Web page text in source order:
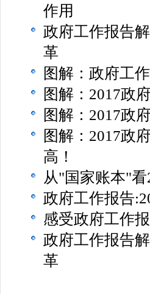
作用
政府工作报告
革
图解：政府工
图解：2017政
图解：2017政
图解：2017政
高！
从"国家账本"
政府工作报告
感受政府工作
政府工作报告
革